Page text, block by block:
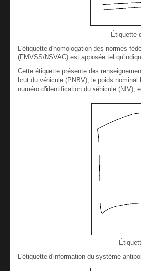
Étiquette
L'étiquette d'homologation des normes
(FMVSS/NSVAC) est apposée tel
Cette étiquette présente des
brut du véhicule (PNBV), le poids
numéro d'identification du véhicule (NIV),
L'étiquette d'information du système